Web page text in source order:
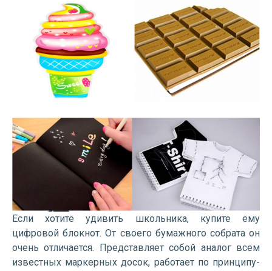
Если хотите удивить школьника, купите ему
цифровой блокнот. От своего бумажного собрата он
очень отличается. Представляет собой аналог всем
известных маркерных досок, работает по принципу-